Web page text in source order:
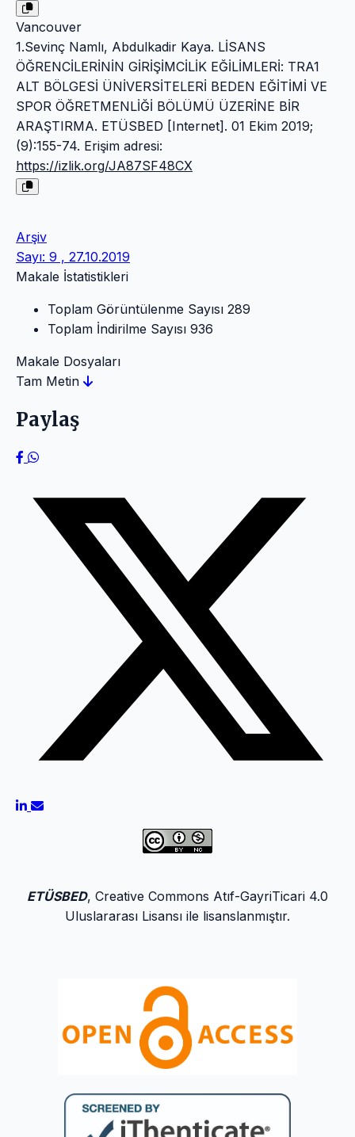
Vancouver
1.Sevinç Namlı, Abdulkadir Kaya. LİSANS
ÖĞRENCİLERİNİN GİRİŞİMCİLİK EĞİLİMLERİ: TRA1
ALT BÖLGESİ ÜNİVERSİTELERİ BEDEN EĞİTİMİ VE
SPOR ÖĞRETMENLİĞİ BÖLÜMÜ ÜZERİNE BİR
ARAŞTIRMA. ETÜSBED [Internet]. 01 Ekim 2019;
(9):155-74. Erişim adresi:
https://izlik.org/JA87SF48CX
Arşiv
Sayı: 9 , 27.10.2019
Makale İstatistikleri
Toplam Görüntülenme Sayısı 289
Toplam İndirilme Sayısı 936
Makale Dosyaları
Tam Metin
Paylaş
ETÜSBED, Creative Commons Atıf-GayriTicari 4.0
Uluslararası Lisansı ile lisanslanmıştır.